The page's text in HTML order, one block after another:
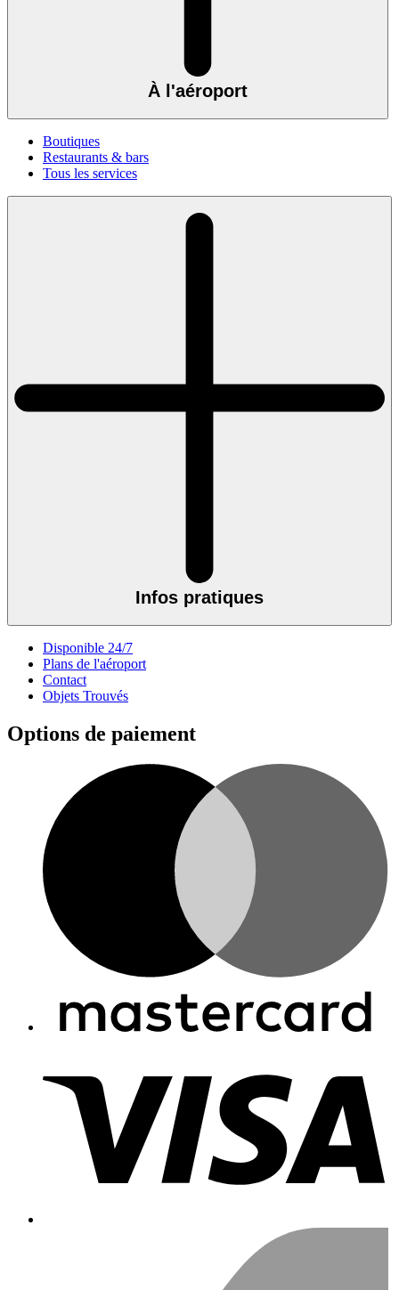
À l'aéroport
Boutiques
Restaurants & bars
Tous les services
Infos pratiques
Disponible 24/7
Plans de l'aéroport
Contact
Objets Trouvés
Options de paiement